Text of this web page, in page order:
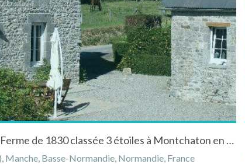
Le Levant Ancienne Ferme de 1830 classée 3 étoiles à Montchaton en Basse-Normandie
Manche, Basse-Normandie, Normandie, France